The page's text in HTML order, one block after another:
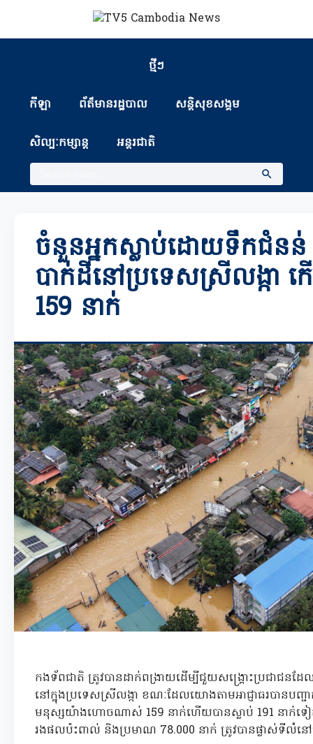
ថ្មីៗ
កីឡា ព័ត៏មានរដ្ឋបាល សន្តិសុខសង្គម
សិល្បៈកម្សាន្ត អន្តរជាតិ
ចំនួនអ្នកស្លាប់ដោយទឹកជំនន់
បាក់ដីនៅប្រទេសស្រីលង្កា
159 នាក់
កងទ័ពជាតិ ត្រូវបានដាក់ពង្រាយដើម្បីជួយសង្រ្គោះប្រជាជន
នៅក្នុងប្រទេសស្រីលង្កា ខណៈដែលយោងតាមអាជ្ញាធរបានបញ្ជា
មនុស្សយ៉ាងហោចណាស់ 159 នាក់ហើយបានស្លាប់ 191 នាក់ទៀ
រងផលប៉ះពាល់ និងប្រមាណ 78.000 នាក់ ត្រូវបានផ្លាស់ទីលំន